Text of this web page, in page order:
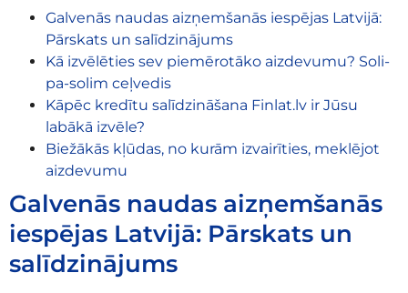
Galvenās naudas aizņemšanās iespējas Latvijā:
Pārskats un salīdzinājums
Kā izvēlēties sev piemērotāko aizdevumu? Soli-
pa-solim ceļvedis
Kāpēc kredītu salīdzināšana Finlat.lv ir Jūsu
labākā izvēle?
Biežākās kļūdas, no kurām izvairīties, meklējot
aizdevumu
Galvenās naudas aizņemšanās
iespējas Latvijā: Pārskats un
salīdzinājums